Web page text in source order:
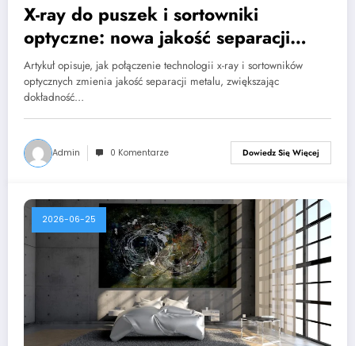
X-ray do puszek i sortowniki
optyczne: nowa jakość separacji
metalu
Artykuł opisuje, jak połączenie technologii x-ray i sortowników
optycznych zmienia jakość separacji metalu, zwiększając
dokładność…
Admin 0 Komentarze Dowiedz Się Więcej
2026-06-25